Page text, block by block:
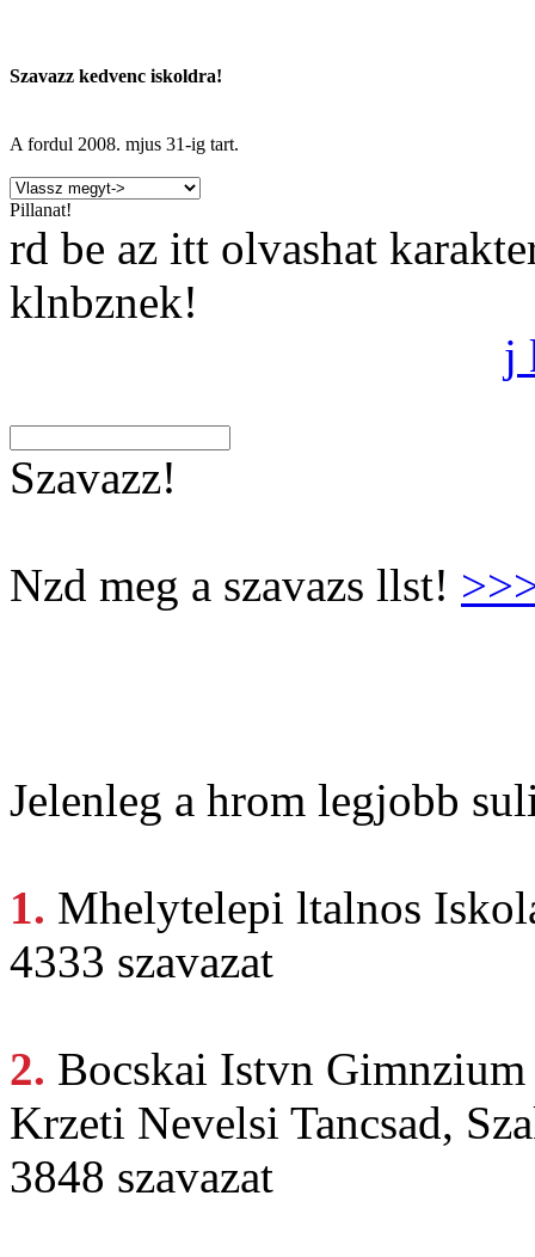
Szavazz kedvenc iskoldra!
A fordul 2008. mjus 31-ig tart.
Pillanat!
rd be az itt olvashat
klnbznek!
j
Szavazz!
Nzd meg a szavazs llst!
Jelenleg a hrom legjobb
1. Mhelytelepi ltalnos
4333 szavazat
2. Bocskai Istvn Gimnzium
Krzeti Nevelsi Tancsad,
3848 szavazat